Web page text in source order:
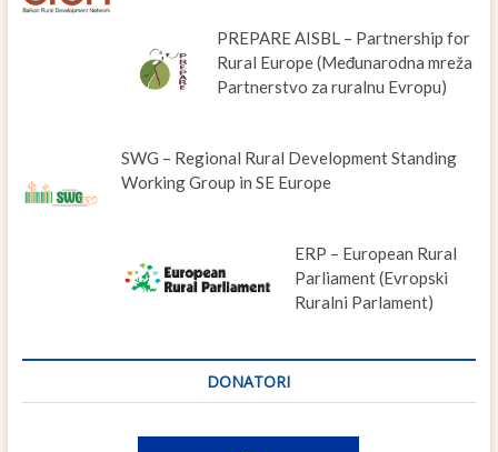
PREPARE AISBL – Partnership for
Rural Europe (Međunarodna mreža
Partnerstvo za ruralnu Evropu)
SWG – Regional Rural Development Standing
Working Group in SE Europe
ERP – European Rural
Parliament (Evropski
Ruralni Parlament)
DONATORI